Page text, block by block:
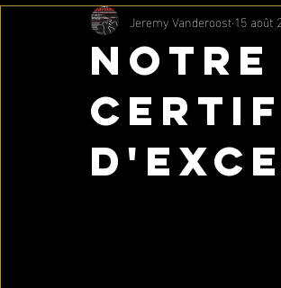
Jeremy Vanderoost 15 août